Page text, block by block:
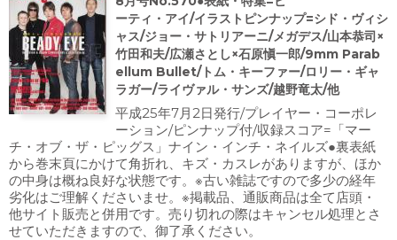
ーティ・アイ/イラストピンナップ=シド・ヴィシ
ャス/ジョー・サトリアーニ/メガデス/山本恭司×
竹田和夫/広瀬さとし×石原愼一郎/9mm Parab
ellum Bullet/トム・キーファー/ロリー・ギャ
ラガー/ライヴァル・サンズ/越野竜太/他
平成25年7月2日発行/プレイヤー・コーポレ
ーション/ピンナップ付/収録スコア=「マー
チ・オブ・ザ・ピッグス」ナイン・インチ・ネイルズ●裏表紙
から巻末頁にかけて角折れ、キズ・カスレがありますが、ほか
の中身は概ね良好な状態です。※古い雑誌ですので多少の経年
劣化はご理解くださいませ。※掲載品、通販商品は全て店頭・
他サイト販売と併用です。売り切れの際はキャンセル処理とさ
せていただきますので、御了承ください。